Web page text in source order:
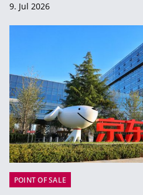
9. Jul 2026
POINT OF SALE